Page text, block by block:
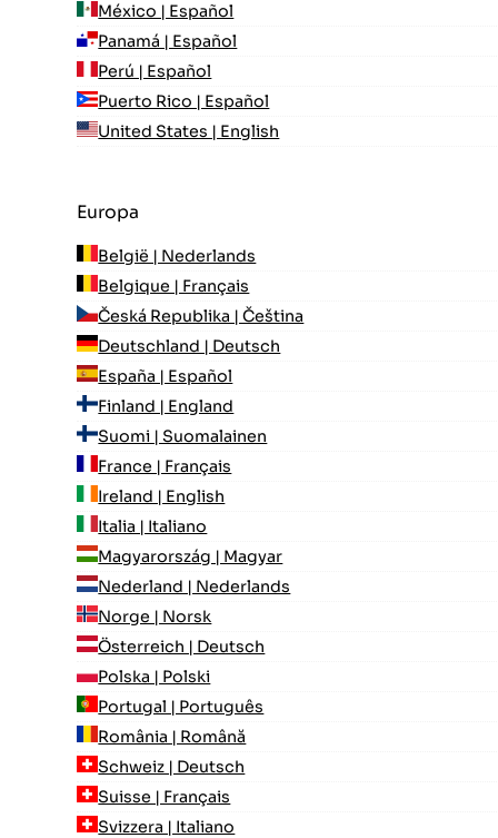
México | Español
Panamá | Español
Perú | Español
Puerto Rico | Español
United States | English
Europa
België | Nederlands
Belgique | Français
Česká Republika | Čeština
Deutschland | Deutsch
España | Español
Finland | England
Suomi | Suomalainen
France | Français
Ireland | English
Italia | Italiano
Magyarország | Magyar
Nederland | Nederlands
Norge | Norsk
Österreich | Deutsch
Polska | Polski
Portugal | Português
România | Română
Schweiz | Deutsch
Suisse | Français
Svizzera | Italiano